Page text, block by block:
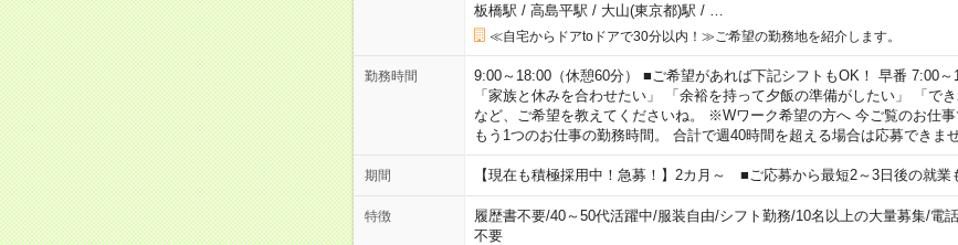
板橋駅 / 高島平駅 / 大山(東京都)駅 /
≪自宅からドアtoドアで30分以内！≫ご希望の勤務地を紹介します。
勤務時間
9:00～18:00（休憩60分） ■ご希望があれば下記シフトもOK！ 早番 7:00
「家族と休みを合わせたい」 「余裕を持って夕飯の準備がしたい」 「で
など、ご希望を教えてくださいね。 ※Wワーク希望の方へ 今ご覧のお仕事
もう1つのお仕事の勤務時間。 合計で週40時間を超える場合は応募できませ
期間 【現在も積極採用中！急募！】2カ月～ ■ご応募から最短2～3日後の就業
特徴 履歴書不要/40～50代活躍中/服装自由/シフト勤務/10名以上の大量募集/電
不要